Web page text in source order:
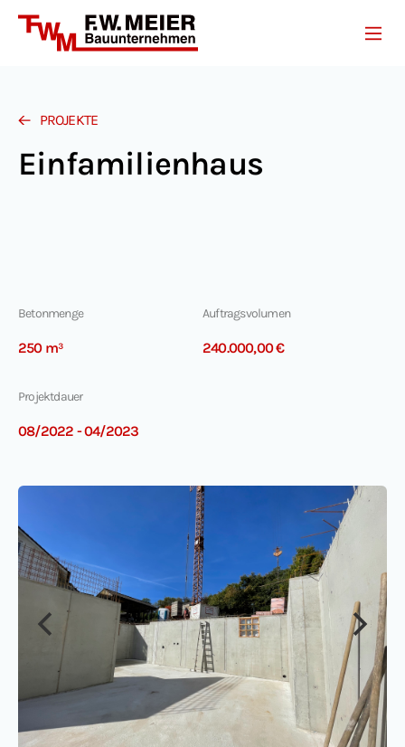
Leistungen
Kontakt
PROJEKTE
Einfamilienhaus
Betonmenge
250 m³
Auftragsvolumen
240.000,00 €
Projektdauer
08/2022 - 04/2023